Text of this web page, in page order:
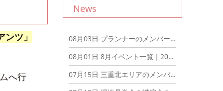
ツ」
へ行
News
08月03日 プランナーのメンバーでディナーミーティングを開催しました！｜2026年8月3日
08月01日 8月イベント一覧｜2026年8月1日
07月15日 三重北エリアのメンバーでディナーミーティングを開催しました！｜2026年7月15日